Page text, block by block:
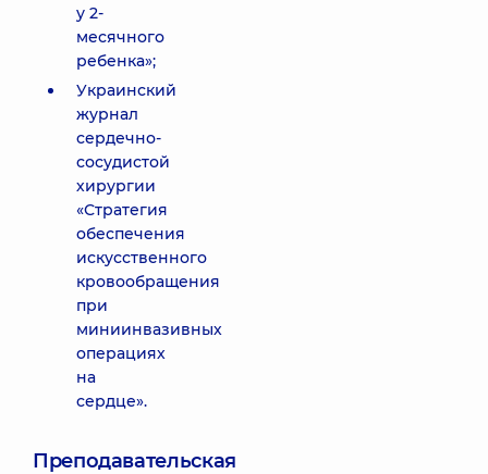
у 2-
месячного
ребенка»;
Украинский
журнал
сердечно-
сосудистой
хирургии
«Стратегия
обеспечения
искусственного
кровообращения
при
миниинвазивных
операциях
на
сердце».
Преподавательская